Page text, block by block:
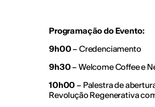
Programação do Evento:
9h00 – Credenciamento
9h30 – Welcome Coffee e
10h00 – Palestra de
Revolução Regenerativa